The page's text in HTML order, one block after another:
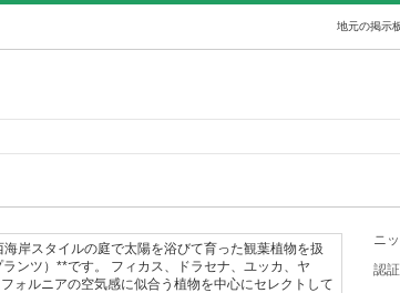
地元の掲示
岸スタイルの庭で太陽を浴びて育った観葉植物を扱
ンツ）**です。 フィカス、ドラセナ、ユッカ、ヤ
ォルニアの空気感に似合う植物を中心にセレクトして
ニ
認証